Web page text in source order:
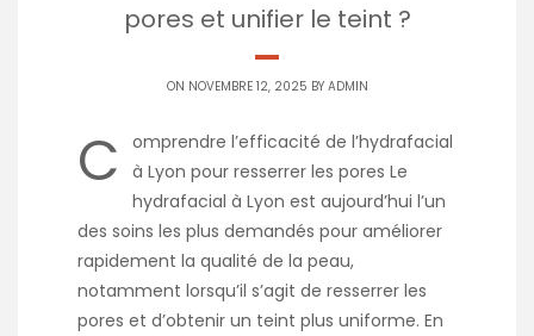
pores et unifier le teint ?
ON NOVEMBRE 12, 2025 BY ADMIN
C
omprendre l’efficacité de l’hydrafacial
à Lyon pour resserrer les pores Le
hydrafacial à Lyon est aujourd’hui l’un
des soins les plus demandés pour améliorer
rapidement la qualité de la peau,
notamment lorsqu’il s’agit de resserrer les
pores et d’obtenir un teint plus uniforme. En